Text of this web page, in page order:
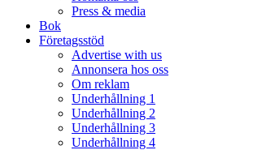
Press & media
Bok
Företagsstöd
Advertise with us
Annonsera hos oss
Om reklam
Underhållning 1
Underhållning 2
Underhållning 3
Underhållning 4